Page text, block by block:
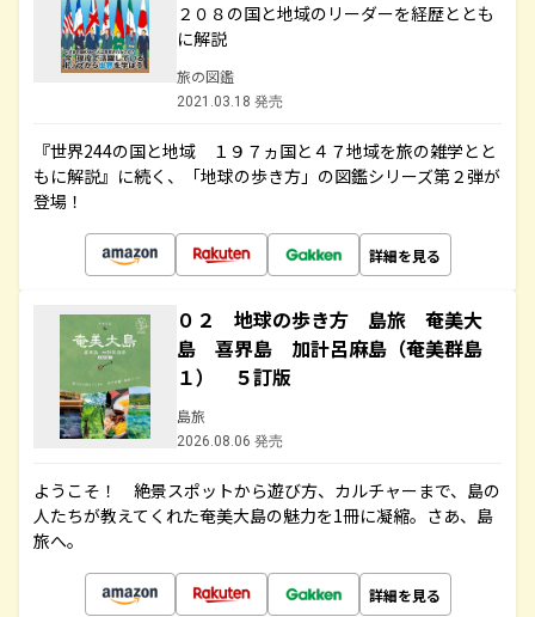
２０８の国と地域のリーダーを経歴ととも
に解説
旅の図鑑
2021.03.18 発売
『世界244の国と地域 １９７ヵ国と４７地域を旅の雑学とと
もに解説』に続く、「地球の歩き方」の図鑑シリーズ第２弾が
登場！
詳細を見る
０２ 地球の歩き方 島旅 奄美大
島 喜界島 加計呂麻島（奄美群島
１） ５訂版
島旅
2026.08.06 発売
ようこそ！ 絶景スポットから遊び方、カルチャーまで、島の
人たちが教えてくれた奄美大島の魅力を1冊に凝縮。さあ、島
旅へ。
詳細を見る